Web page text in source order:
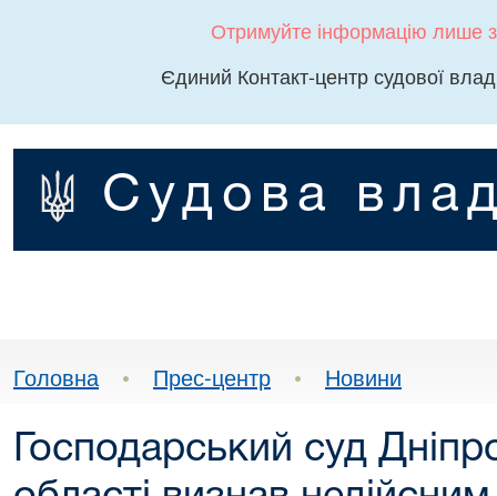
Отримуйте інформацію лише
Єдиний Контакт-центр судової
Судова
Головна • Прес-центр • Новини
Господарський суд